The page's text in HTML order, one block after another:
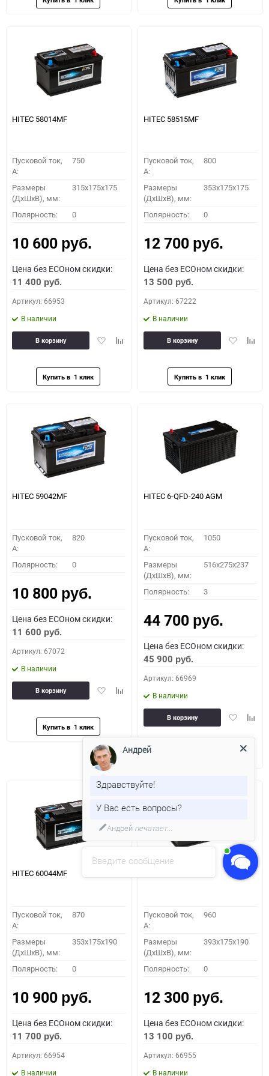
HITEC 58014MF
Пусковой ток,
A:
750
Размеры
(ДхШхВ), мм:
315x175x175
Полярность: 0
10 600 руб.
Цена без ECOном скидки:
11 400 руб.
Артикул: 66953
В наличии
ДобавитьДобавить
В корзину
HITEC 58515MF
Пусковой ток,
A:
800
Размеры
(ДхШхВ), мм:
353x175x175
Полярность: 0
12 700 руб.
Цена без ECOном скидки:
13 500 руб.
Артикул: 67222
В наличии
Добавить
В корзину
HITEC 59042MF
Пусковой ток,
A:
820
Полярность: 0
10 800 руб.
Цена без ECOном скидки:
11 600 руб.
Артикул: 67072
В наличии
ДобавитьДобавить
сравнению
В корзину
HITEC 6-QFD-240 AGM
Пусковой ток,
A:
1050
Размеры
(ДхШхВ), мм:
516x275x237
Полярность: 3
44 700 руб.
Цена без ECOном скидки:
45 900 руб.
Артикул: 66969
В наличии
Добавить
избранное
В корзину
HITEC 60044MF
Пусковой ток,
A:
870
Размеры
(ДхШхВ), мм:
353x175x190
Полярность: 0
10 900 руб.
Цена без ECOном скидки:
11 700 руб.
Артикул: 66954
В наличии
Пусковой ток,
A:
960
Размеры
(ДхШхВ), мм:
393x175x190
Полярность: 0
12 300 руб.
Цена без ECOном скидки:
13 100 руб.
Артикул: 66955
В наличии
Введите сообщение
Андрей
Здравствуйте!
У Вас есть вопросы?
Андрей печатает...